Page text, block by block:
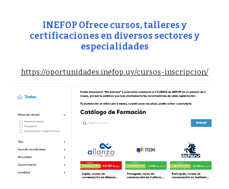
INEFOP Ofrece cursos, talleres y
certificaciones en diversos sectores y
especialidades
https://oportunidades.inefop.uy/cursos-inscripcion/